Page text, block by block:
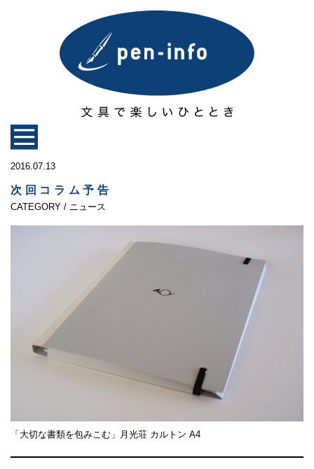
2016.07.13
次回コラム予告
CATEGORY / ニュース
「大切な書類を包みこむ」月光荘 カルトン A4